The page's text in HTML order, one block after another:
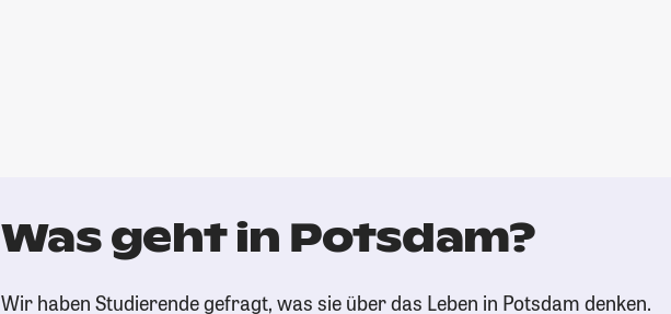
Was geht in Potsdam?
Wir haben Studierende gefragt, was sie über das Leben in Potsdam denken.